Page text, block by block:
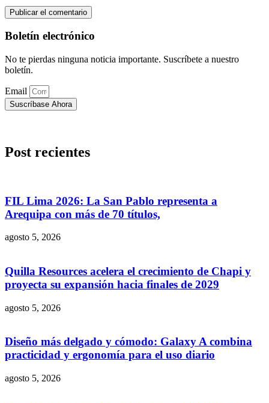
Boletín electrónico
No te pierdas ninguna noticia importante. Suscríbete a nuestro
boletín.
Email
Suscríbase Ahora
Post recientes
FIL Lima 2026: La San Pablo representa a
Arequipa con más de 70 títulos,
agosto 5, 2026
Quilla Resources acelera el crecimiento de Chapi y
proyecta su expansión hacia finales de 2029
agosto 5, 2026
Diseño más delgado y cómodo: Galaxy A combina
practicidad y ergonomía para el uso diario
agosto 5, 2026